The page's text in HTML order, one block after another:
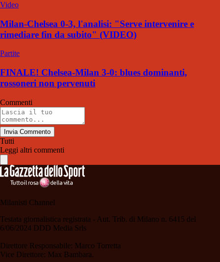
Video
Milan-Chelsea 0-3, l'analisi: "Serve intervenire e
rimediare fin da subito" (VIDEO)
Partite
FINALE! Chelsea-Milan 3-0: blues dominanti,
rossoneri non pervenuti
Commenti
Invia Commento
Tutti
Leggi altri commenti
Milanisti Channel
Testata giornalistica registrata - Aut. Trib. di Milano n. 6415 del
6/06/2024 DDD Media Srls
Direttore Responsabile: Marco Torretta
Vice Direttore: Max Bambara.